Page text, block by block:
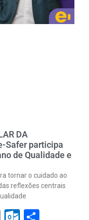
DA
Safer participa
de Qualidade e
tornar o cuidado ao
reflexões centrais